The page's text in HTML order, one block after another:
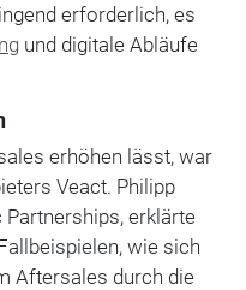
erforderlich, es
und digitale Abläufe
erhöhen lässt, war
Veact. Philipp
erklärte
wie sich
Aftersales durch die